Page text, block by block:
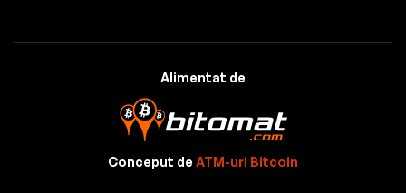
Alimentat de
Conceput de ATM-uri Bitcoin